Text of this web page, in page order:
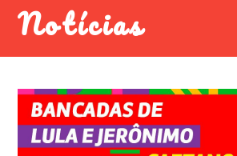
Notícias